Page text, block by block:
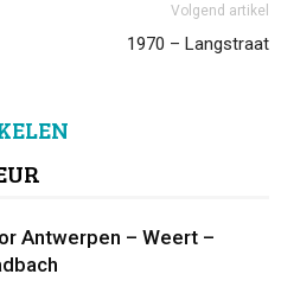
Volgend artikel
1970 – Langstraat
Antwerpen – Weert –